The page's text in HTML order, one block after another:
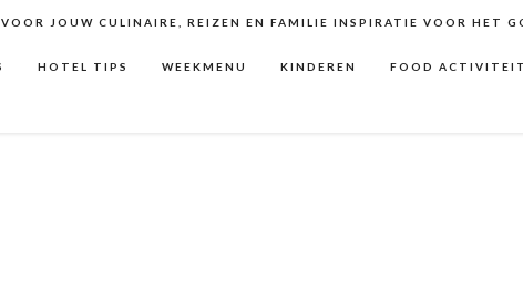
JOUW CULINAIRE, REIZEN EN FAMILIE INSPIRATIE VOOR HET
HOTEL TIPS WEEKMENU KINDEREN FOOD